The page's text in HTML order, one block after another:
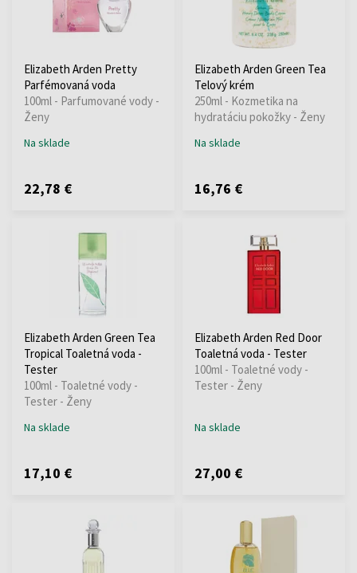
Elizabeth Arden Pretty
Parfémovaná voda
100ml - Parfumované vody -
Ženy
Na sklade
22,78 €
Elizabeth Arden Green Tea
Telový krém
250ml - Kozmetika na
hydratáciu pokožky - Ženy
Na sklade
16,76 €
Elizabeth Arden Green Tea
Tropical Toaletná voda -
Tester
100ml - Toaletné vody -
Tester - Ženy
Na sklade
17,10 €
Elizabeth Arden Red Door
Toaletná voda - Tester
100ml - Toaletné vody -
Tester - Ženy
Na sklade
27,00 €